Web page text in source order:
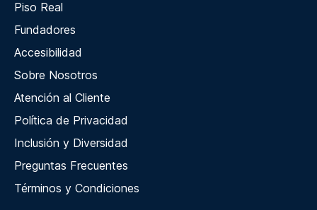
Piso Real
Fundadores
Accesibilidad
Sobre Nosotros
Atención al Cliente
Política de Privacidad
Inclusión y Diversidad
Preguntas Frecuentes
Términos y Condiciones